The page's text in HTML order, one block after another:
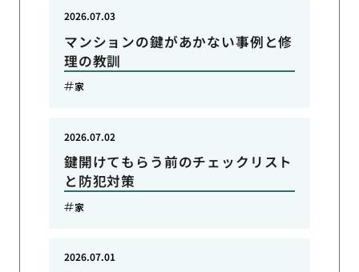
マンションの鍵があかない事例と修
理の教訓
2026.07.03
家
鍵開けてもらう前のチェックリスト
と防犯対策
2026.07.02
家
2026.07.01